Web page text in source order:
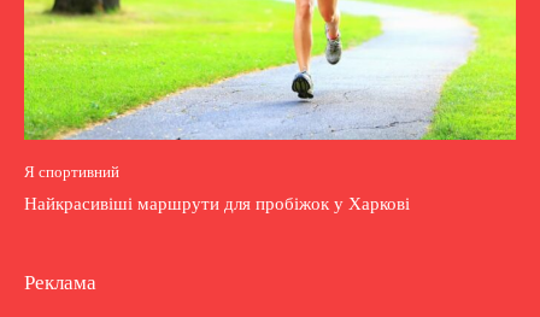
Я спортивний
Найкрасивіші маршрути для пробіжок у Харкові
Реклама